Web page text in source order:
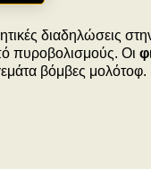
διαδηλώσεις
πυροβολισμούς. Οι
βόμβες μολότοφ.